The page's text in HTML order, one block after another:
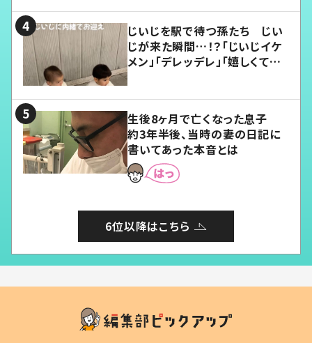
じいじを駅で待つ孫たち じい
じが来た瞬間…！？「じいじイケ
メン」「デレッデレ」「嬉しくて可
生後8ヶ月で亡くなった息子
約3年半後、当時の妻の日記に
書いてあった本音とは
6位以降はこちら